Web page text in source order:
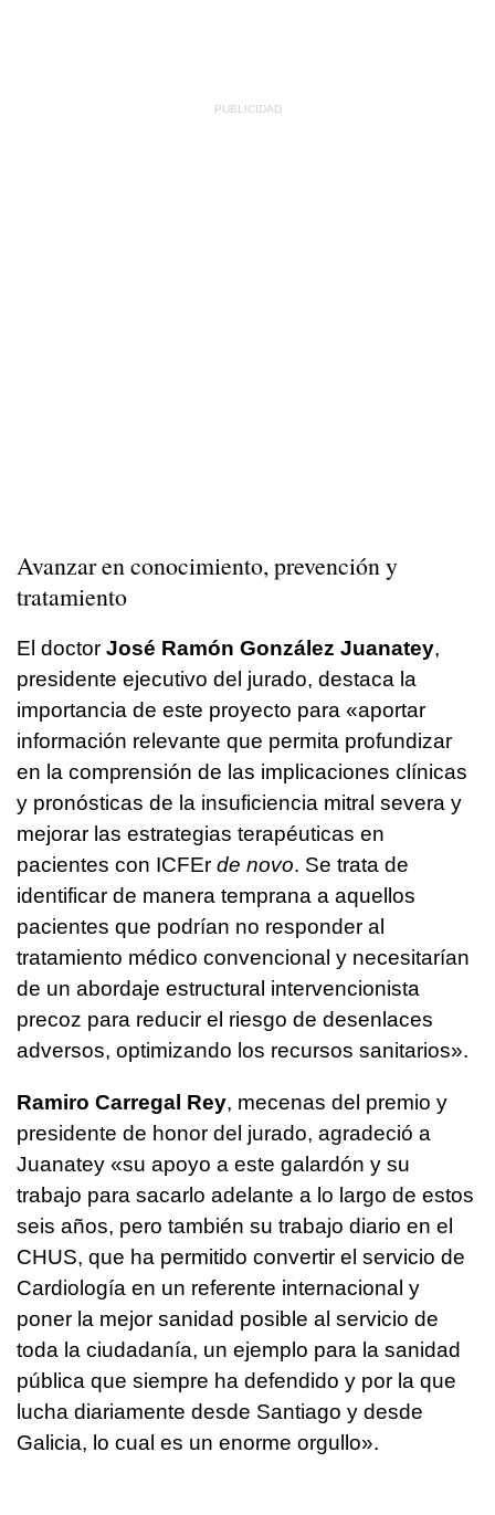
Avanzar en conocimiento, prevención y
tratamiento
El doctor José Ramón González Juanatey,
presidente ejecutivo del jurado, destaca la
importancia de este proyecto para «aportar
información relevante que permita profundizar
en la comprensión de las implicaciones clínicas
y pronósticas de la insuficiencia mitral severa y
mejorar las estrategias terapéuticas en
pacientes con ICFEr de novo. Se trata de
identificar de manera temprana a aquellos
pacientes que podrían no responder al
tratamiento médico convencional y necesitarían
de un abordaje estructural intervencionista
precoz para reducir el riesgo de desenlaces
adversos, optimizando los recursos sanitarios».
Ramiro Carregal Rey, mecenas del premio y
presidente de honor del jurado, agradeció a
Juanatey «su apoyo a este galardón y su
trabajo para sacarlo adelante a lo largo de estos
seis años, pero también su trabajo diario en el
CHUS, que ha permitido convertir el servicio de
Cardiología en un referente internacional y
poner la mejor sanidad posible al servicio de
toda la ciudadanía, un ejemplo para la sanidad
pública que siempre ha defendido y por la que
lucha diariamente desde Santiago y desde
Galicia, lo cual es un enorme orgullo».